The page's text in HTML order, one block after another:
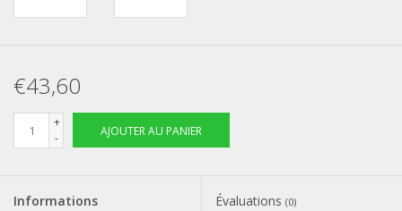
€43,60
+
-
AJOUTER AU PANIER
Informations Évaluations (0)